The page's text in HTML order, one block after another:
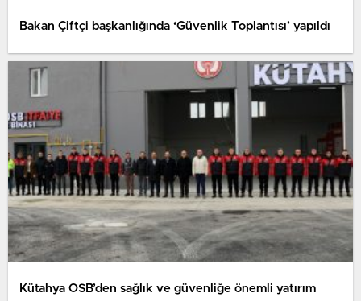
Bakan Çiftçi başkanlığında ‘Güvenlik Toplantısı’ yapıldı
Kütahya OSB’den sağlık ve güvenliğe önemli yatırım